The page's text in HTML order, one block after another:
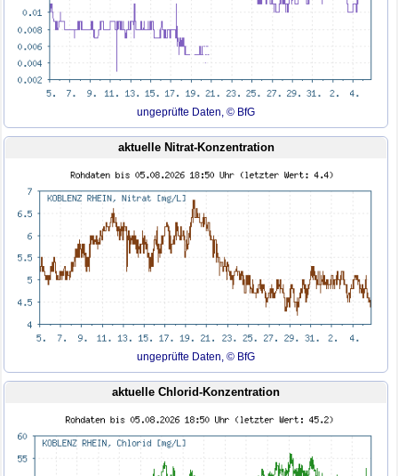
ungeprüfte Daten, © BfG
aktuelle Nitrat-Konzentration
ungeprüfte Daten, © BfG
aktuelle Chlorid-Konzentration